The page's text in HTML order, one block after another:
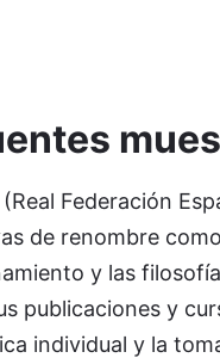
Federación
de renombre
y las
publicaciones y
individual y la